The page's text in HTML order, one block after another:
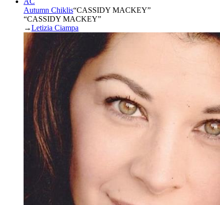
Autumn Chiklis“CASSIDY MACKEY”
“CASSIDY MACKEY”
→Letizia Ciampa